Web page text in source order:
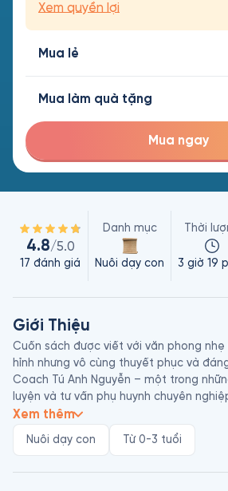
Xem quyền lợi
Mua lẻ
Mua làm quà tặng
Mua ngay
4.8/5.0
17 đánh giá
Danh mục
Nuôi dạy con
Thời
3 giờ 19
Giới Thiệu
Cuốn sách được viết với văn phong
hỉnh nhưng vô cùng thuyết phục và
Coach Tú Anh Nguyễn – một trong
luyện và tư vấn phụ huynh chuyên
Nam. Làm Mẹ Rất Vui khiến nhiều độc
con dưới 1 tuổi đón nhận như một
cẩm nang rất thiết thực và hữu ích, kịp
Xem thêm
Nuôi dạy con Từ 0-3 tuổi